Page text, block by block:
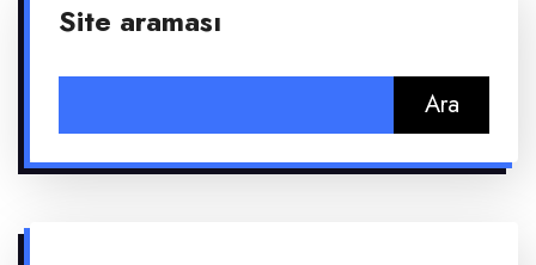
Site araması